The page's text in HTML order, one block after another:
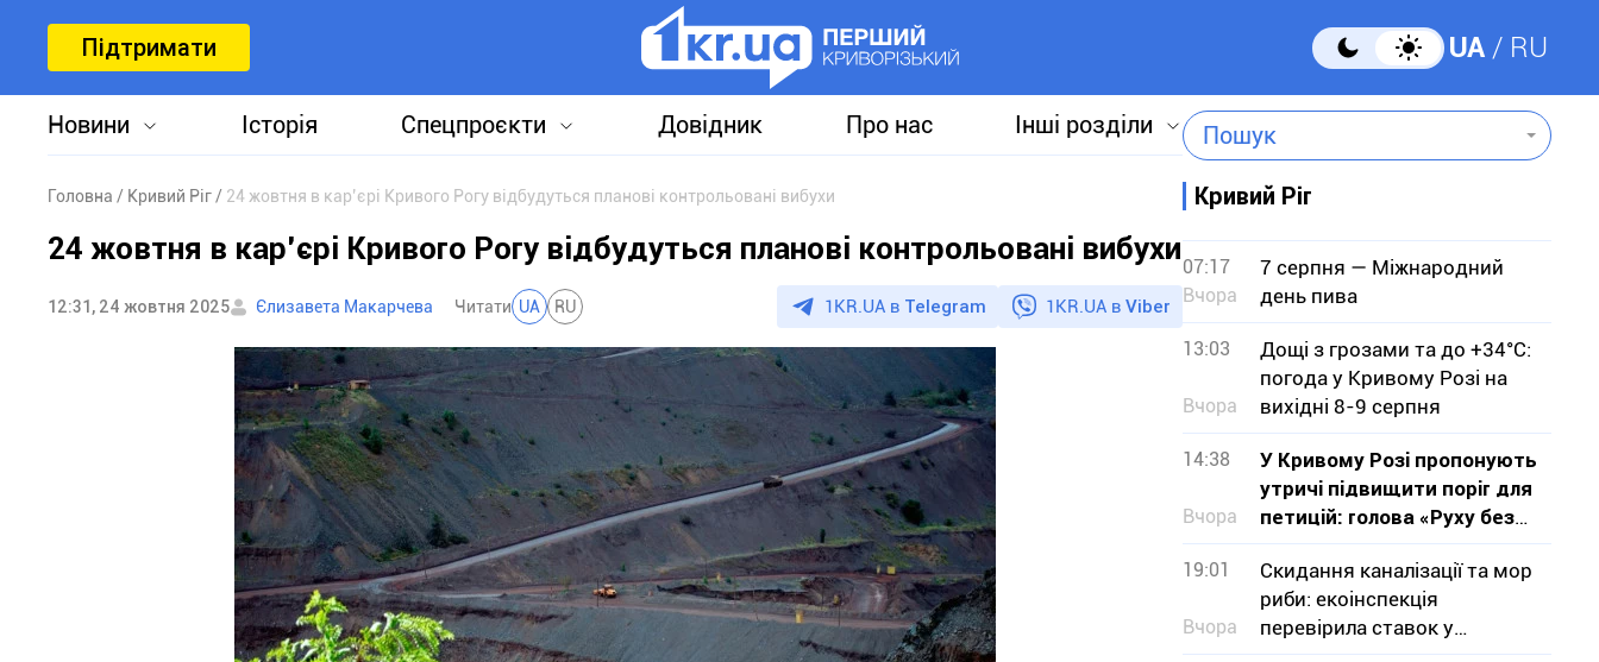
Підтримати UA RU
Новини Історія Спецпроєкти Довідник Про нас Інші розділи Пошук
Головна Кривий Ріг 24 жовтня в кар’єрі Кривого Рогу відбудуться планові контрольовані вибухи
24 жовтня в кар’єрі Кривого Рогу відбудуться планові контрольовані вибухи
12:31, 24 жовтня 2025 Єлизавета Макарчева Читати UA RU 1KR.UA в Telegram 1KR.UA в Viber
Кривий Ріг
07:17
Вчора
7 серпня — Міжнародний
день пива
13:03
Вчора
Дощі з грозами та до +34°С:
погода у Кривому Розі на
вихідні 8-9 серпня
14:38
Вчора
У Кривому Розі пропонують
утричі підвищити поріг для
петицій: голова «Руху без
меж» звернувся до влади з
критикою проєкту
19:01
Вчора
Скидання каналізації та мор
риби: екоінспекція
перевірила ставок у
Кривому Розі